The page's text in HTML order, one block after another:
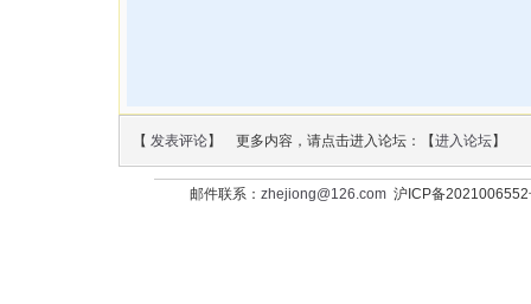
【 发表评论】 更多内容，请点击进入论坛：【进入论坛】
邮件联系： zhejiong@126.com沪ICP备